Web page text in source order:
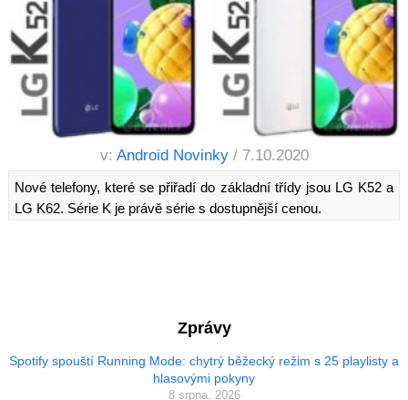
v: Android Novinky / 7.10.2020
Nové telefony, které se přiřadí do základní třídy jsou LG K52 a
LG K62. Série K je právě série s dostupnější cenou.
Zprávy
Spotify spouští Running Mode: chytrý běžecký režim s 25 playlisty a
hlasovými pokyny
8 srpna, 2026